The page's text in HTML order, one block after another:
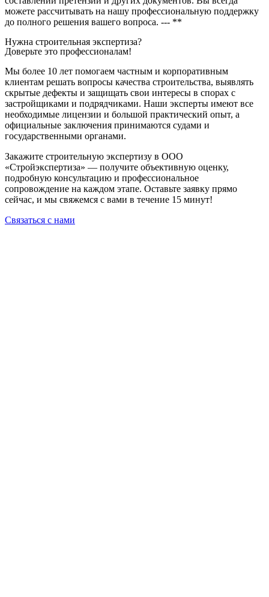
можете рассчитывать на нашу профессиональную поддержку
до полного решения вашего вопроса. --- **
Нужна строительная экспертиза?
Доверьте это профессионалам!
Мы более 10 лет помогаем частным и корпоративным
клиентам решать вопросы качества строительства, выявлять
скрытые дефекты и защищать свои интересы в спорах с
застройщиками и подрядчиками. Наши эксперты имеют все
необходимые лицензии и большой практический опыт, а
официальные заключения принимаются судами и
государственными органами.
Закажите строительную экспертизу в ООО
«Стройэкспертиза» — получите объективную оценку,
подробную консультацию и профессиональное
сопровождение на каждом этапе. Оставьте заявку прямо
сейчас, и мы свяжемся с вами в течение 15 минут!
Связаться с нами